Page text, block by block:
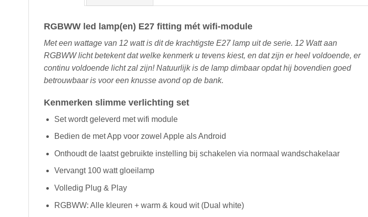
RGBWW led lamp(en) E27 fitting mét wifi-module
Met een wattage van 12 watt is dit de krachtigste E27 lamp uit de serie. 12 Watt aan
RGBWW licht betekent dat welke kenmerk u tevens kiest, en dat zijn er heel voldoende, er
continu voldoende licht zal zijn! Natuurlijk is de lamp dimbaar opdat hij bovendien goed
betrouwbaar is voor een knusse avond op de bank.
Kenmerken slimme verlichting set
Set wordt geleverd met wifi module
Bedien de met App voor zowel Apple als Android
Onthoudt de laatst gebruikte instelling bij schakelen via normaal wandschakelaar
Vervangt 100 watt gloeilamp
Volledig Plug & Play
RGBWW: Alle kleuren + warm & koud wit (Dual white)